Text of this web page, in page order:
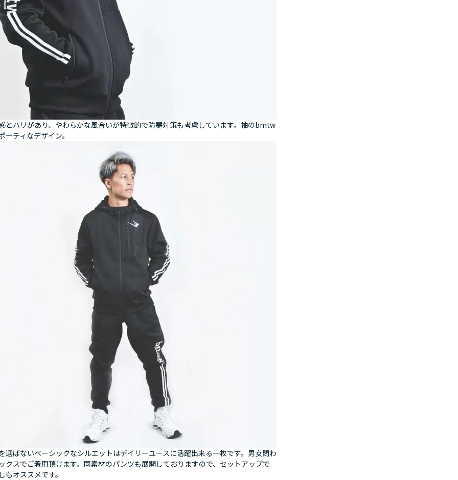
とハリがあり、やわらかな風合いが特徴的で防寒対策も考慮しています。袖のbmtw
ーティなデザイン。
選ばないベーシックなシルエットはデイリーユースに活躍出来る一枚です。男女問わ
クスでご着用頂けます。同素材のパンツも展開しておりますので、セットアップで
もオススメです。